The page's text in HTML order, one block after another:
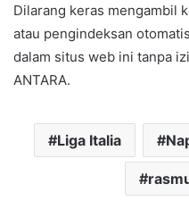
Dilarang keras mengambil
atau pengindeksan
dalam situs web ini tanpa
ANTARA.
Liga Italia